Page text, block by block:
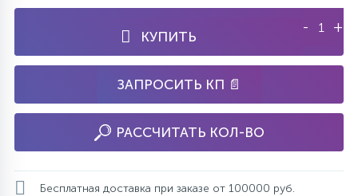
КУПИТЬ
- +
ЗАПРОСИТЬ КП 📄
РАССЧИТАТЬ КОЛ-ВО
Бесплатная доставка при заказе от 100000 руб.